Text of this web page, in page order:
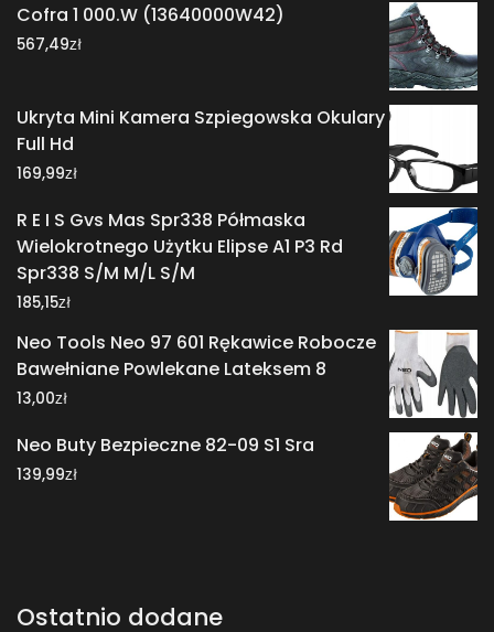
Cofra 1 000.W (13640000W42)
567,49zł
Ukryta Mini Kamera Szpiegowska Okulary
Full Hd
169,99zł
R E I S Gvs Mas Spr338 Półmaska
Wielokrotnego Użytku Elipse A1 P3 Rd
Spr338 S/M M/L S/M
185,15zł
Neo Tools Neo 97 601 Rękawice Robocze
Bawełniane Powlekane Lateksem 8
13,00zł
Neo Buty Bezpieczne 82-09 S1 Sra
139,99zł
Ostatnio dodane